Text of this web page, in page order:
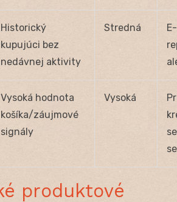
Historický
kupujúci bez
nedávnej aktivity
Stredná
Vysoká hodnota
košíka/záujmové
signály
Vysoká
produktové